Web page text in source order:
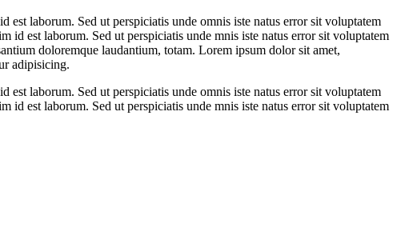
laborum. Sed ut perspiciatis unde omnis iste natus error sit voluptatem
id est laborum. Sed ut perspiciatis unde mnis iste natus error sit voluptatem
doloremque laudantium, totam. Lorem ipsum dolor sit amet,
adipisicing.
laborum. Sed ut perspiciatis unde omnis iste natus error sit voluptatem
id est laborum. Sed ut perspiciatis unde mnis iste natus error sit voluptatem